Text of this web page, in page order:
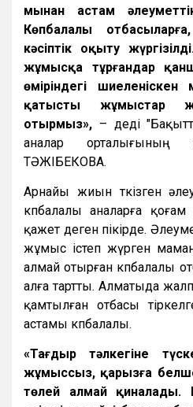
мыңнан астам
Көпбалалы
кәсіптік оқыту
жұмысқа тұрғандар
өміріндегі
қатысты жұмыстар
отырмыз», – деді
аналар орталығының
ТӘЖІБЕКОВА.
Арнайы жиын өткізген
көпбалалы аналарға
қажет деген пікірде.
жұмыс істеп жүрген
алмай отырған көпбалалы
алға тартты. Алматыда
қамтылған отбасы
астамы көпбалалы.
«Тағдыр тәлкегіне
жұмыссыз, қарызға
төлей алмай қиналады.